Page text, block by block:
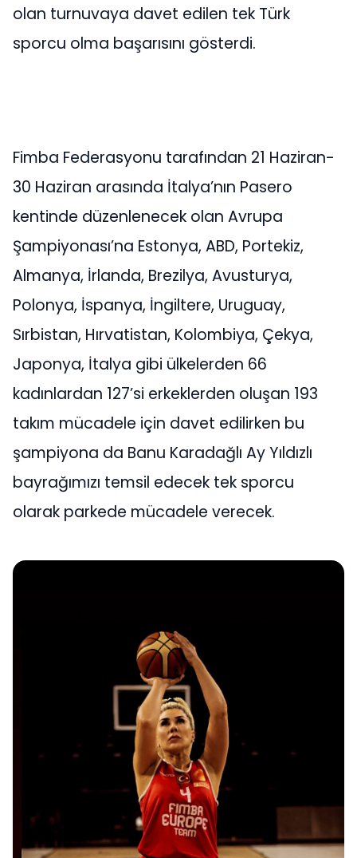
olan turnuvaya davet edilen tek Türk
sporcu olma başarısını gösterdi.
Fimba Federasyonu tarafından 21 Haziran-
30 Haziran arasında İtalya’nın Pasero
kentinde düzenlenecek olan Avrupa
Şampiyonası’na Estonya, ABD, Portekiz,
Almanya, İrlanda, Brezilya, Avusturya,
Polonya, İspanya, İngiltere, Uruguay,
Sırbistan, Hırvatistan, Kolombiya, Çekya,
Japonya, İtalya gibi ülkelerden 66
kadınlardan 127’si erkeklerden oluşan 193
takım mücadele için davet edilirken bu
şampiyona da Banu Karadağlı Ay Yıldızlı
bayrağımızı temsil edecek tek sporcu
olarak parkede mücadele verecek.